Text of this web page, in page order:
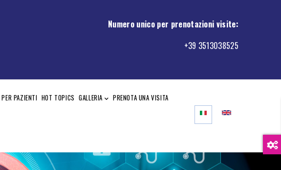
Numero unico per prenotazioni visite:
+39 3513038525
PAZIENTI HOT TOPICS GALLERIA PRENOTA UNA VISITA